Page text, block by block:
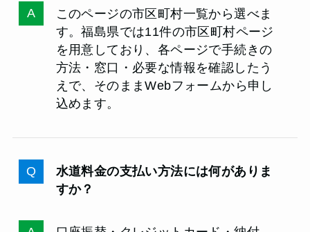
このページの市区町村一覧から選べま
す。福島県では11件の市区町村ページ
を用意しており、各ページで手続きの
方法・窓口・必要な情報を確認したう
えで、そのままWebフォームから申し
込めます。
水道料金の支払い方法には何がありま
すか？